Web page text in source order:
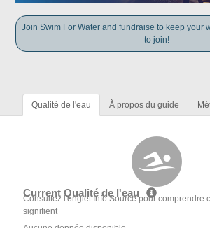
Join Swim For Water and fundraise to keep your
to join!
Qualité de l'eau À propos du guide
Current Qualité de l'eau
Consultez l'onglet Info Source pour comprendre
signifient